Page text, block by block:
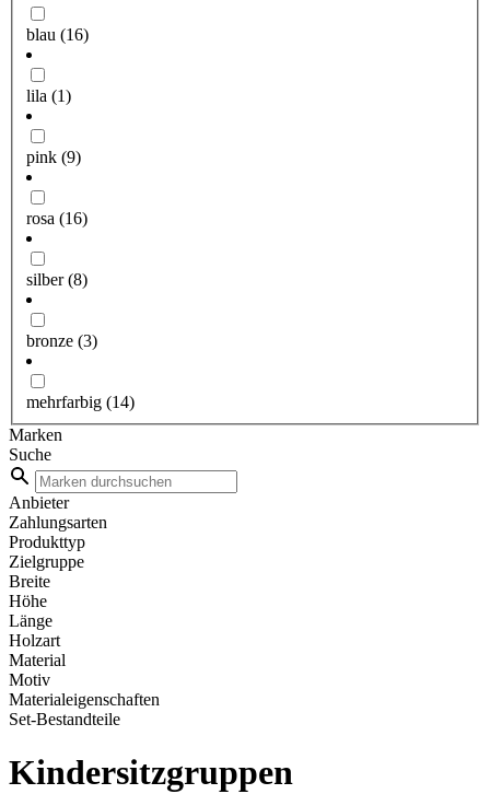
blau (16)
lila (1)
pink (9)
rosa (16)
silber(8)
bronze (3)
mehrfarbig (14)
Marken
Suche
Anbieter
Zahlungsarten
Produkttyp
Zielgruppe
Breite
Höhe
Länge
Holzart
Material
Motiv
Materialeigenschaften
Set-Bestandteile
Kindersitzgruppen